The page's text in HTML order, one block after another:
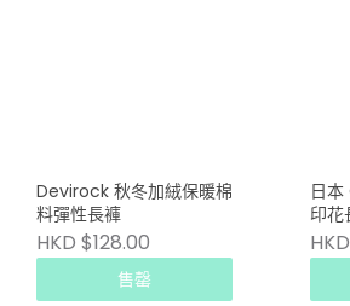
Devirock 秋冬加絨保暖棉
料彈性長褲
HKD $128.00
售罄
日
印花